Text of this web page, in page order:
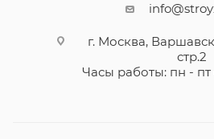
г. Москва,
стр.2
Часы работы: пн - пт